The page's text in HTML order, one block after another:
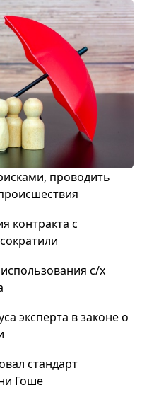
проводить
контракта с
с/х
эксперта в законе о
стандарт
Гоше